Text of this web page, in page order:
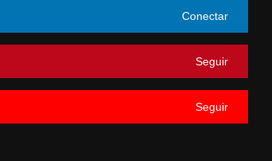
Conectar
Seguir
Seguir